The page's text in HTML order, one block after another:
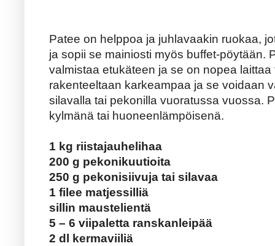
Patee on helppoa ja juhlavaakin ruokaa,
ja sopii se mainiosti myös buffet-pöytään.
valmistaa etukäteen ja se on nopea
rakenteeltaan karkeampaa ja se voidaan
silavalla tai pekonilla vuoratussa vuossa.
kylmänä tai huoneenlämpöisenä.
1 kg riistajauhelihaa
200 g pekonikuutioita
250 g pekonisiivuja tai silavaa
1 filee matjessilliä
sillin maustelientä
5 – 6 viipaletta ranskanleipää
2 dl kermaviiliä